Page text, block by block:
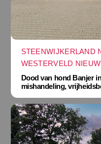
STEENWIJKERLAND
WESTERVELD
Dood van hond Banjer
mishandeling,